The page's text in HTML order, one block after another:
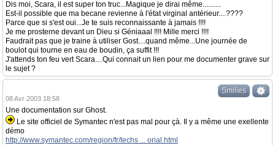
Dis moi, Scara, il est super ton truc...Magique je dirai même..........
Est-il possible que ma becane revienne à l'état virginal antérieur....????
Parce que si s'est oui...Je te suis reconnaissante à jamais !!!!
Je me prosterne devant un Dieu si Géniaaal !!!! Mille merci !!!!
Faudrait pas que je traine à utiliser Gost....quand même...Une journée de
boulot qui tourne en eau de boudin, ça suffit !!!
J'attends ton feu vert Scara....Qui connait un lien pour me documenter grave sur
le sujet ?
Smilies
08 Avr 2003 18:58
Une documentation sur Ghost.
Le site officiel de Symantec n'est pas mal pour çà. Il y a même une exellente
démo
http://www.symantec.com/region/fr/techs ... orial.html